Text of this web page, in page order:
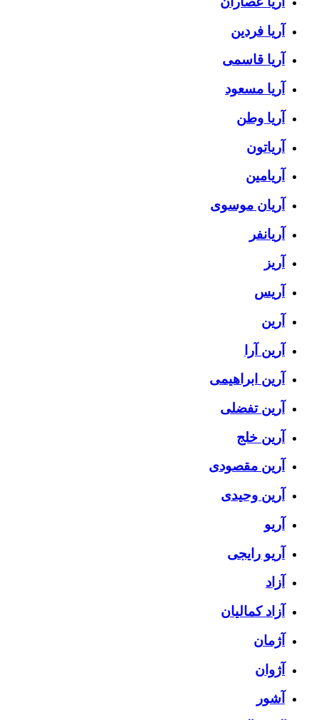
آریا فردین
آریا قاسمی
آریا مسعود
آریا وطن
آریاتون
آریامین
آریان موسوی
آریانفر
آریز
آریس
آرین
آرین آرا
آرین ابراهیمی
آرین تفضلی
آرین خلج
آرین مقصودی
آرین وحیدی
آریو
آریو رایجی
آزاد
آزاد کمالیان
آژمان
آژوان
آشور